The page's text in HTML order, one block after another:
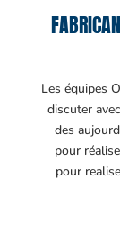
Les équipes
discuter
des
pour
pour